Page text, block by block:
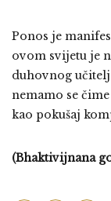
Ponos je
ovom svijetu je
duhovnog
nemamo se
kao pokušaj
(Bhaktivijnana